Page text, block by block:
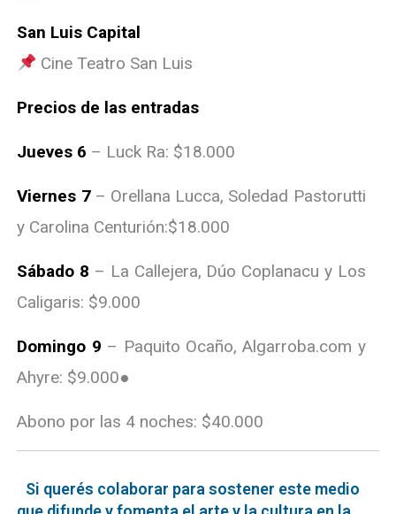
San Luis Capital
Cine Teatro San Luis
Precios de las entradas
Jueves 6 – Luck Ra: $18.000
Viernes 7– Orellana Lucca, Soledad Pastorutti
y Carolina Centurión:$18.000
Sábado 8 – La Callejera, Dúo Coplanacu y Los
Caligaris: $9.000
Domingo 9 – Paquito Ocaño, Algarroba.com y
Ahyre: $9.000●
Abono por las 4 noches: $40.000
Si querés colaborar para sostener este medio